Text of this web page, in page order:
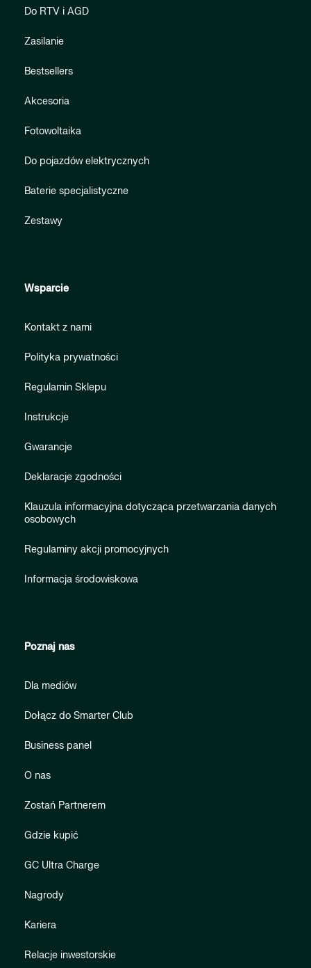
Do RTV i AGD
Zasilanie
Bestsellers
Akcesoria
Fotowoltaika
Do pojazdów elektrycznych
Baterie specjalistyczne
Zestawy
Wsparcie
Kontakt z nami
Polityka prywatności
Regulamin Sklepu
Instrukcje
Gwarancje
Deklaracje zgodności
Klauzula informacyjna dotycząca przetwarzania danych
osobowych
Regulaminy akcji promocyjnych
Informacja środowiskowa
Poznaj nas
Dla mediów
Dołącz do Smarter Club
Business panel
O nas
Zostań Partnerem
Gdzie kupić
GC Ultra Charge
Nagrody
Kariera
Relacje inwestorskie